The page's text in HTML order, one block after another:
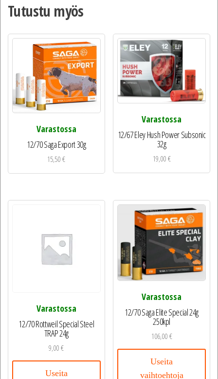
Tutustu myös
Varastossa
12/70 Saga Export 30g
15,50€
Varastossa
12/67 Eley Hush Power Subsonic
32g
19,00€
Varastossa
12/70 Rottweil Special Steel
TRAP 24g
9,00€
Useita
Varastossa
12/70 Saga Elite Special 24g
250kpl
106,00€
Useita
vaihtoehtoja